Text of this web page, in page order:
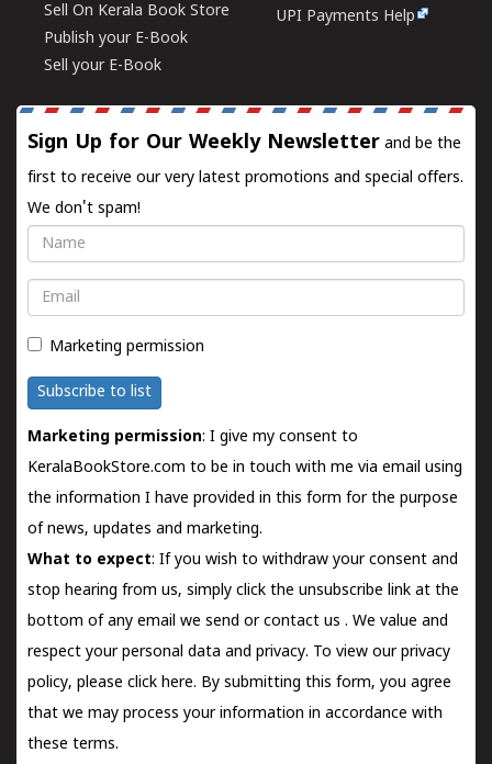
Sell On Kerala Book Store
Publish your E-Book
Sell your E-Book
UPI Payments Help
Sign Up for Our Weekly Newsletter and be the
first to receive our very latest promotions and special offers.
We don't spam!
Name
Email
Marketing permission
Subscribe to list
Marketing permission: I give my consent to
KeralaBookStore.com to be in touch with me via email using
the information I have provided in this form for the purpose
of news, updates and marketing.
What to expect: If you wish to withdraw your consent and
stop hearing from us, simply click the unsubscribe link at the
bottom of any email we send orcontact us . We value and
respect your personal data and privacy. To view our privacy
policy, please click here. By submitting this form, you agree
that we may process your information in accordance with
these terms.